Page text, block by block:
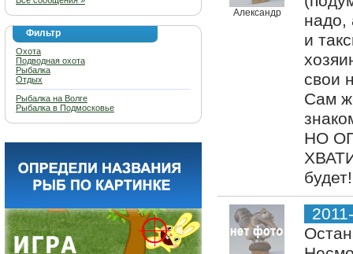
Фильтр
Охота
Подводная охота
Рыбалка
Отдых
Рыбалка на Волге
Рыбалка в Подмосковье
Александр
надо,
и
свои
Сам
НО
будет!